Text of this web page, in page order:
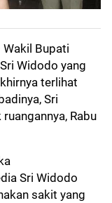
Wakil Bupati
Widodo yang
terlihat
Sri
Rabu
Sri Widodo
sakit yang